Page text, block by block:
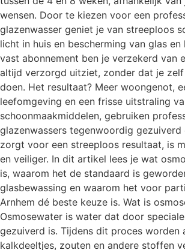
wensen. Door te kiezen voor een
glazenwasser geniet je van streeploos
licht in huis en bescherming van glas en
vast abonnement ben je verzekerd van
altijd verzorgd uitziet, zonder dat je
doen. Het resultaat? Meer woongenot,
leefomgeving en een frisse uitstraling
schoonmaakmiddelen, gebruiken
glazenwassers tegenwoordig gezuiverd
zorgt voor een streeploos resultaat, is
en veiliger. In dit artikel lees je wat
is, waarom het de standaard is
glasbewassing en waarom het voor
Arnhem dé beste keuze is. Wat is
Osmosewater is water dat door
gezuiverd is. Tijdens dit proces worden
kalkdeeltjes, zouten en andere stoffen